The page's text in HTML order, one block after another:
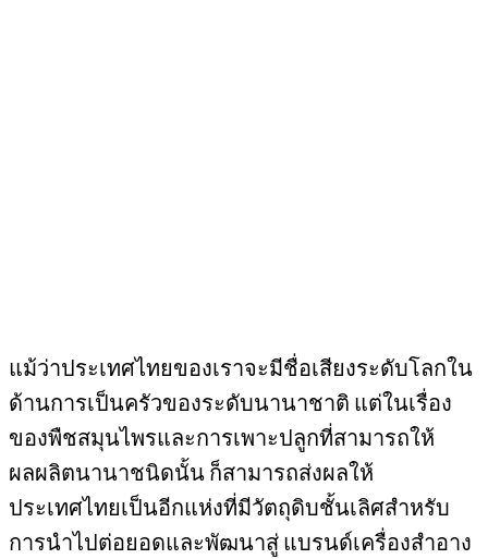
แม้ว่าประเทศไทยของเราจะมีชื่อเสียงระดับโลกใน
ด้านการเป็นครัวของระดับนานาชาติ แต่ในเรื่อง
ของพืชสมุนไพรและการเพาะปลูกที่สามารถให้
ผลผลิตนานาชนิดนั้น ก็สามารถส่งผลให้
ประเทศไทยเป็นอีกแห่งที่มีวัตถุดิบชั้นเลิศสำหรับ
การนำไปต่อยอดและพัฒนาสู่ แบรนด์เครื่องสำอาง